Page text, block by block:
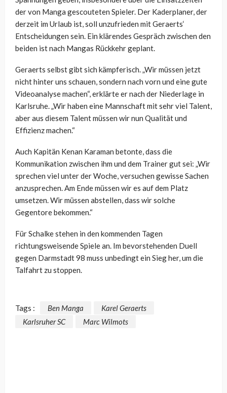
der von Manga gescouteten Spieler. Der Kaderplaner, der
derzeit im Urlaub ist, soll unzufrieden mit Geraerts‘
Entscheidungen sein. Ein klärendes Gespräch zwischen den
beiden ist nach Mangas Rückkehr geplant.
Geraerts selbst gibt sich kämpferisch. „Wir müssen jetzt
nicht hinter uns schauen, sondern nach vorn und eine gute
Videoanalyse machen“, erklärte er nach der Niederlage in
Karlsruhe. „Wir haben eine Mannschaft mit sehr viel Talent,
aber aus diesem Talent müssen wir nun Qualität und
Effizienz machen.“
Auch Kapitän Kenan Karaman betonte, dass die
Kommunikation zwischen ihm und dem Trainer gut sei: „Wir
sprechen viel unter der Woche, versuchen gewisse Sachen
anzusprechen. Am Ende müssen wir es auf dem Platz
umsetzen. Wir müssen abstellen, dass wir solche
Gegentore bekommen.“
Für Schalke stehen in den kommenden Tagen
richtungsweisende Spiele an. Im bevorstehenden Duell
gegen Darmstadt 98 muss unbedingt ein Sieg her, um die
Talfahrt zu stoppen.
Tags : Ben Manga
Karel Geraerts
Karlsruher SC
Marc Wilmots